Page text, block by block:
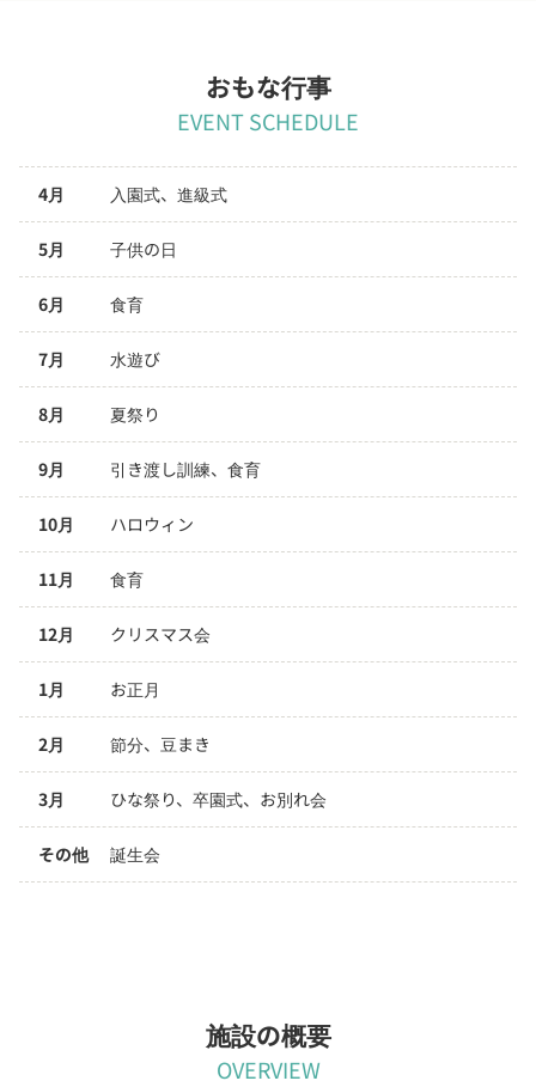
おもな行事
EVENT SCHEDULE
4月 入園式、進級式
5月 子供の日
6月 食育
7月 水遊び
8月 夏祭り
9月 引き渡し訓練、食育
10月 ハロウィン
11月 食育
12月 クリスマス会
1月 お正月
2月 節分、豆まき
3月 ひな祭り、卒園式、お別れ会
その他 誕生会
施設の概要
OVERVIEW